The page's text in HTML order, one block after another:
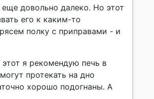
довольно далеко. Но этот
его к каким-то
полку с приправами - и
я рекомендую печь в
протекать на дно
хорошо подогнаны. А